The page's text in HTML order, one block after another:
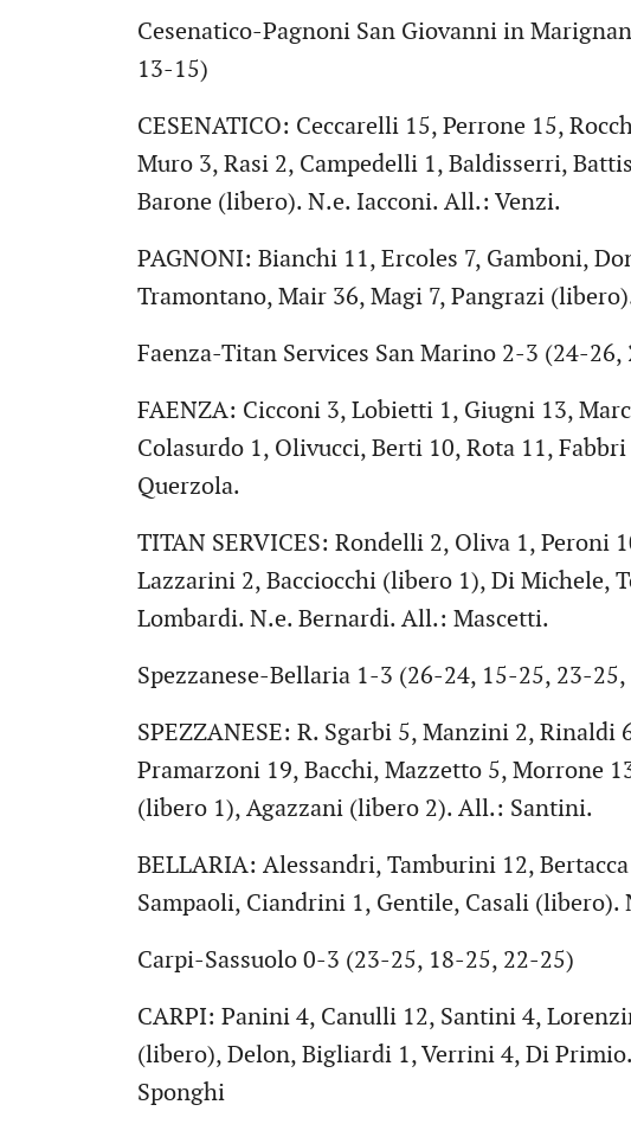
Cesenatico-Pagnoni San Giovanni in
13-15)
CESENATICO: Ceccarelli 15, Perrone 15,
Muro 3, Rasi 2, Campedelli 1, Baldisserri,
Barone (libero). N.e. Iacconi. All.: Venzi.
PAGNONI: Bianchi 11, Ercoles 7, Gamboni,
Tramontano, Mair 36, Magi 7, Pangrazi
Faenza-Titan Services San Marino 2-3 (24-
FAENZA: Cicconi 3, Lobietti 1, Giugni 13,
Colasurdo 1, Olivucci, Berti 10, Rota 11,
Querzola.
TITAN SERVICES: Rondelli 2, Oliva 1, Peroni
Lazzarini 2, Bacciocchi (libero 1), Di Michele,
Lombardi. N.e. Bernardi. All.: Mascetti.
Spezzanese-Bellaria 1-3 (26-24, 15-25, 23-
SPEZZANESE: R. Sgarbi 5, Manzini 2, Rinaldi
Pramarzoni 19, Bacchi, Mazzetto 5, Morrone
(libero 1), Agazzani (libero 2). All.: Santini.
BELLARIA: Alessandri, Tamburini 12,
Sampaoli, Ciandrini 1, Gentile, Casali
Carpi-Sassuolo 0-3 (23-25, 18-25, 22-25)
CARPI: Panini 4, Canulli 12, Santini 4,
(libero), Delon, Bigliardi 1, Verrini 4, Di
Sponghi